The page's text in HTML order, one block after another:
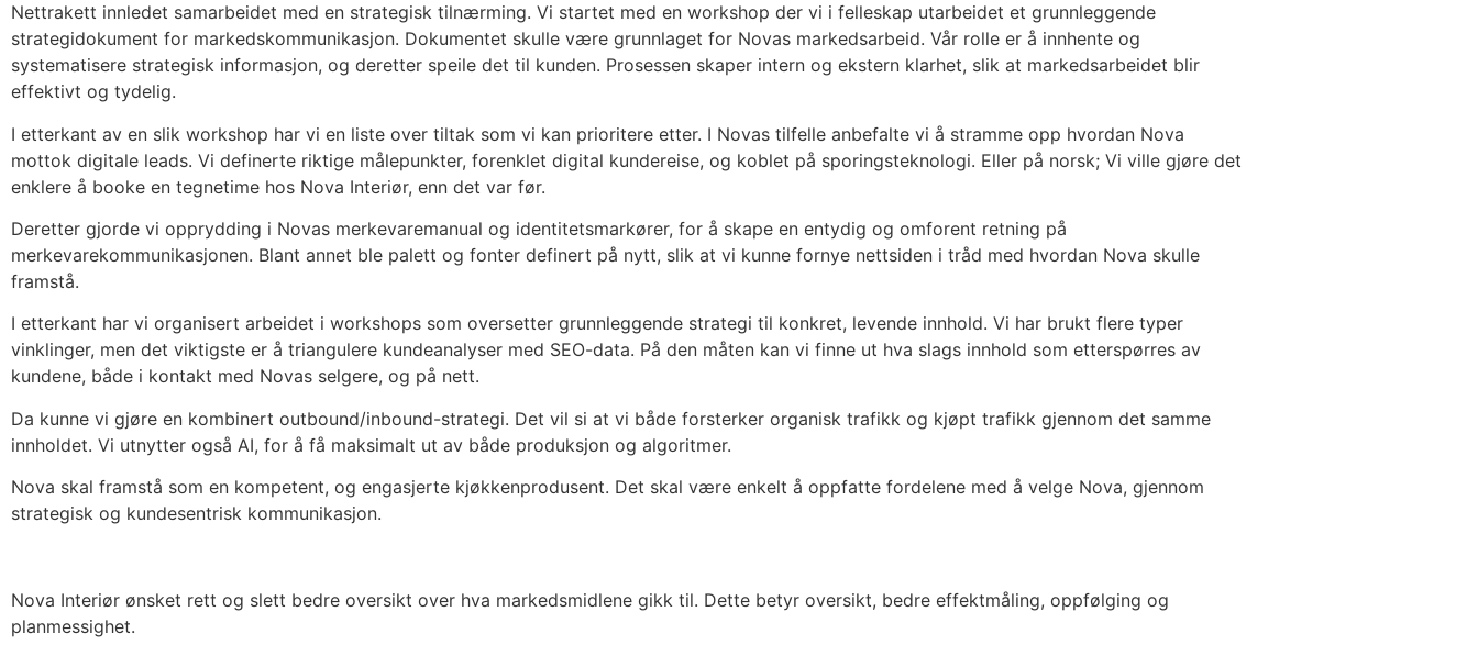
Nettrakett innledet samarbeidet med en strategisk tilnærming. Vi startet med en workshop der vi i felleskap utarbeidet et grunnleggende
strategidokument for markedskommunikasjon. Dokumentet skulle være grunnlaget for Novas markedsarbeid. Vår rolle er å innhente og
systematisere strategisk informasjon, og deretter speile det til kunden. Prosessen skaper intern og ekstern klarhet, slik at markedsarbeidet blir
effektivt og tydelig.
I etterkant av en slik workshop har vi en liste over tiltak som vi kan prioritere etter. I Novas tilfelle anbefalte vi å stramme opp hvordan Nova
mottok digitale leads. Vi definerte riktige målepunkter, forenklet digital kundereise, og koblet på sporingsteknologi. Eller på norsk; Vi ville gjøre det
enklere å booke en tegnetime hos Nova Interiør, enn det var før.
Deretter gjorde vi opprydding i Novas merkevaremanual og identitetsmarkører, for å skape en entydig og omforent retning på
merkevarekommunikasjonen. Blant annet ble palett og fonter definert på nytt, slik at vi kunne fornye nettsiden i tråd med hvordan Nova skulle
framstå.
I etterkant har vi organisert arbeidet i workshops som oversetter grunnleggende strategi til konkret, levende innhold. Vi har brukt flere typer
vinklinger, men det viktigste er å triangulere kundeanalyser med SEO-data. På den måten kan vi finne ut hva slags innhold som etterspørres av
kundene, både i kontakt med Novas selgere, og på nett.
Da kunne vi gjøre en kombinert outbound/inbound-strategi. Det vil si at vi både forsterker organisk trafikk og kjøpt trafikk gjennom det samme
innholdet. Vi utnytter også AI, for å få maksimalt ut av både produksjon og algoritmer.
Nova skal framstå som en kompetent, og engasjerte kjøkkenprodusent. Det skal være enkelt å oppfatte fordelene med å velge Nova, gjennom
strategisk og kundesentrisk kommunikasjon.
Nova Interiør ønsket rett og slett bedre oversikt over hva markedsmidlene gikk til. Dette betyr oversikt, bedre effektmåling, oppfølging og
planmessighet.